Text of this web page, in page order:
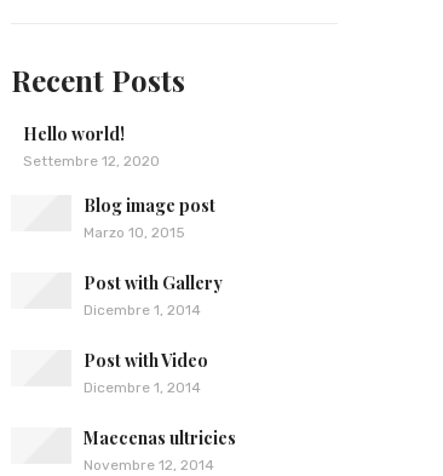
Recent Posts
Hello world!
Settembre 12, 2020
Blog image post
Marzo 10, 2015
Post with Gallery
Dicembre 1, 2014
Post with Video
Dicembre 1, 2014
Maecenas ultricies
Novembre 12, 2014